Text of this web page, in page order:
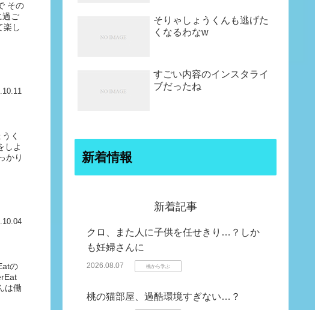
その
過ご
楽し
く
しよ
かり
の
は働
そりゃしょうくんも逃げた
くなるわなw
すごい内容のインスタライ
ブだったね
新着情報
新着記事
クロ、また人に子供を任せきり…？しか
も妊婦さんに
2026.08.07 桃から学ぶ
桃の猫部屋、過酷環境すぎない…？